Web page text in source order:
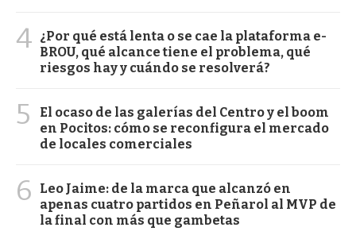
4 ¿Por qué está lenta o se cae la plataforma e-
BROU, qué alcance tiene el problema, qué
riesgos hay y cuándo se resolverá?
5
El ocaso de las galerías del Centro y el boom
en Pocitos: cómo se reconfigura el mercado
de locales comerciales
6
Leo Jaime: de la marca que alcanzó en
apenas cuatro partidos en Peñarol al MVP de
la final con más que gambetas